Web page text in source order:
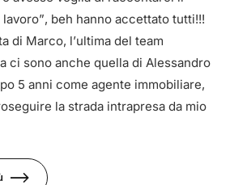
beh hanno accettato tutti!!!
di Marco, l’ultima del team
ci sono anche quella di Alessandro
5 anni come agente immobiliare,
la strada intrapresa da mio